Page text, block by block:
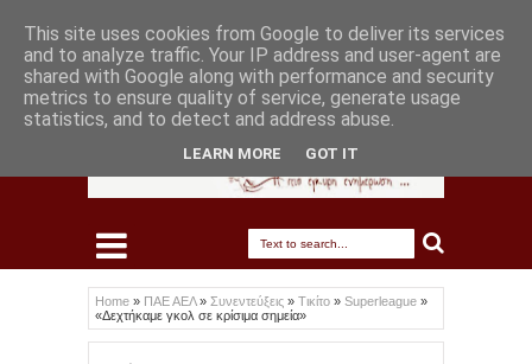
Home » ΠΑΕ ΑΕΛ» Συνεντεύξεις » Τικίτο » Superleague »
«Δεχτήκαμε γκολ σε κρίσιμα σημεία»
This site uses cookies from Google to deliver its services
and to analyze traffic. Your IP address and user-agent are
shared with Google along with performance and security
metrics to ensure quality of service, generate usage
statistics, and to detect and address abuse.
LEARN MORE GOT IT